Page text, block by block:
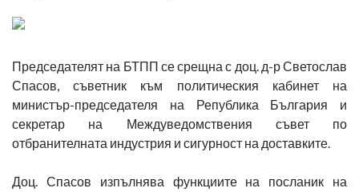
Председателят на БТПП се срещна с доц. д-р Светослав
Спасов, съветник към политическия кабинет на
министър-председателя на Република България и
секретар на Междуведомствения съвет по
отбранителната индустрия и сигурност на доставките.
Доц. Спасов изпълнява функциите на посланик на